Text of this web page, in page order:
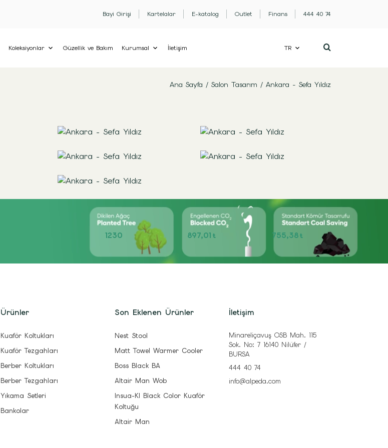
Bayi Girişi Kartelalar E-katalog Outlet Finans 444 40 74
Koleksiyonlar Güzellik ve Bakım Kurumsal İletişim TR
Ana Sayfa / Salon Tasarım / Ankara - Sefa Yıldız
1230 897,01 t 755,38t
Ürünler
Kuaför Koltukları
Kuaför Tezgahları
Berber Koltukları
Berber Tezgahları
Yıkama Setleri
Bankolar
Son Eklenen Ürünler
Nest Stool
Matt Towel Warmer Cooler
Boss Black BA
Altair Man Wob
Insua-Kl Black Color Kuaför
Koltuğu
Altair Man
İletişim
Minareliçavuş OSB Mah. 115
Sok. No: 7 16140 Nilüfer /
BURSA
444 40 74
info@alpeda.com